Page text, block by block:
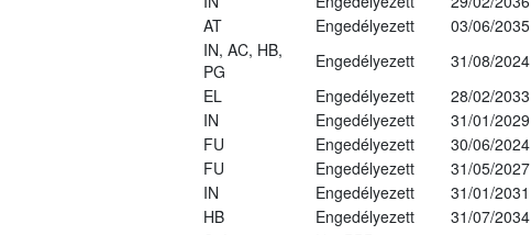
AT Engedélyezett
03/06/2035
IN, AC, HB,
PG
Engedélyezett
31/08/2024
EL Engedélyezett
28/02/2033
IN Engedélyezett
31/01/2029
FU Engedélyezett
30/06/2024
FU Engedélyezett
31/05/2027
IN Engedélyezett
31/01/2031
HB Engedélyezett
31/07/2034